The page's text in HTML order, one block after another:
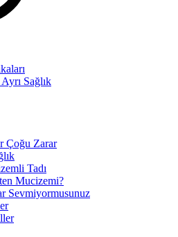
Sağlık
Çoğu Zarar
Tadı
Mucizemi?
Sevmiyormusunuz